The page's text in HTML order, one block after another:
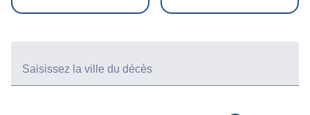
Saisissez la ville du décès